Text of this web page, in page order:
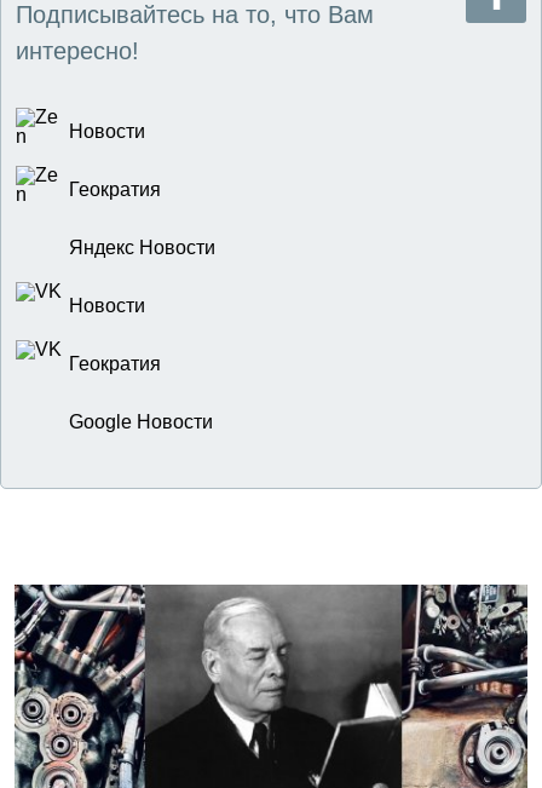
Подписывайтесь на то, что Вам
интересно!
Новости
Геократия
Яндекс Новости
Новости
Геократия
Google Новости